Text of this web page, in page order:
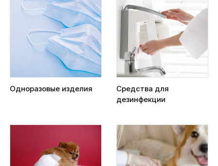
Одноразовые изделия
Средства для
дезинфекции